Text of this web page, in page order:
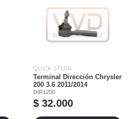
QUICK STEER
Terminal Dirección Chrysler
200 3.6 2011/2014
DIR1200
$ 32.000